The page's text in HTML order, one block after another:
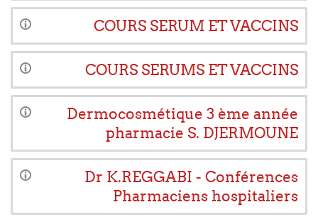
COURS SERUM ET VACCINS
COURS SERUMS ET VACCINS
Dermocosmétique 3 ème année
pharmacie S. DJERMOUNE
Dr K.REGGABI - Conférences
Pharmaciens hospitaliers